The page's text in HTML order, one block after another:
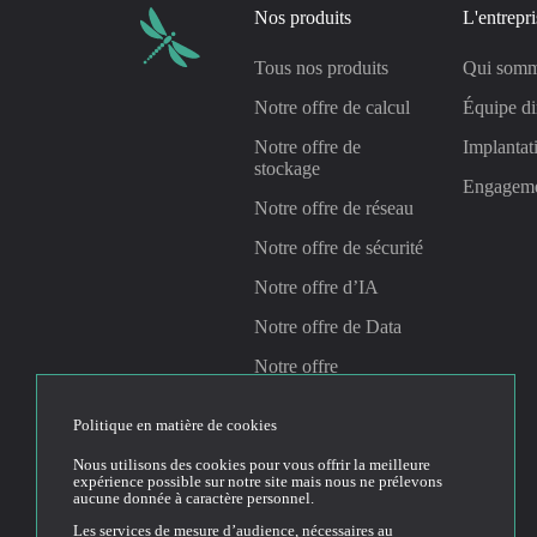
Nos produits
Tous nos produits
Notre offre de calcul
Notre offre de
stockage
Notre offre de réseau
Notre offre de sécurité
Notre offre d’IA
Notre offre de Data
Notre offre
Qui
Équipe
LinkedinYoutube
Politique en matière de cookies
Nous utilisons des cookies pour vous offrir la meilleure
expérience possible sur notre site mais nous ne prélevons
aucune donnée à caractère personnel.
Les services de mesure d’audience, nécessaires au